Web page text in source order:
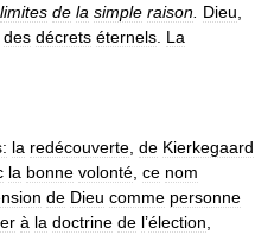
limites de la simple raison Dieu
des décrets éternels La
la redécouverte de Kierkegaard
la bonne volonté ce nom
de Dieu comme personne
à la doctrine de l’élection